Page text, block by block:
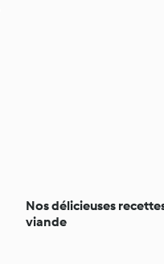
Nos délicieuses
viande